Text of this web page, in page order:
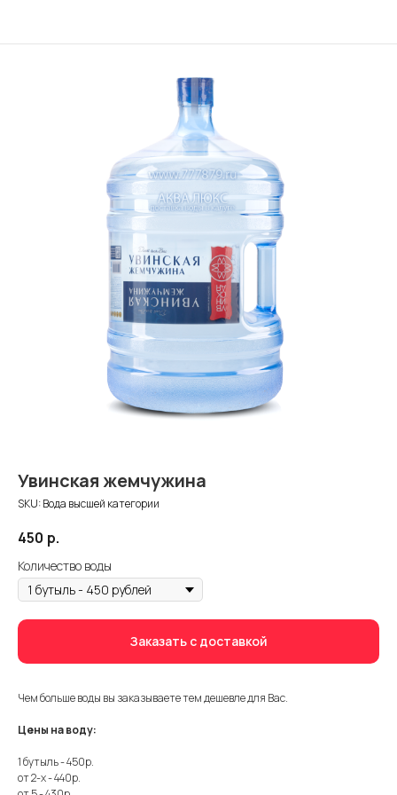
Увинская жемчужина
SKU:Вода высшей категории
450 р.
Количество воды
Заказать с доставкой
Чем больше воды вы заказываете тем дешевле для Вас.
Цены на воду:
1 бутыль - 450р.
от 2-х - 440р.